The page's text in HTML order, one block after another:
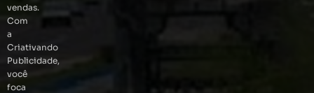
vendas.
Com
a
Criativando
Publicidade,
você
foca